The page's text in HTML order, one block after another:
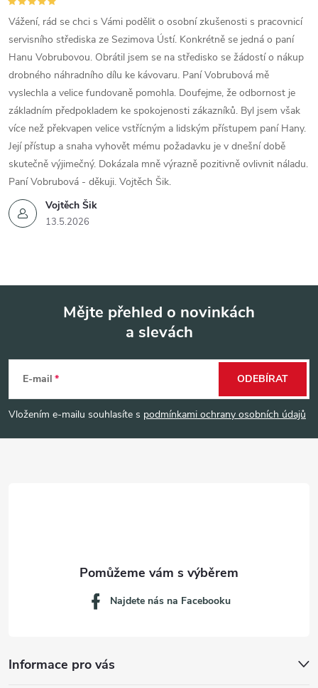
Vojtěch Šik
13.5.2026
Vážení, rád se chci s Vámi podělit o osobní zkušenosti s pracovnicí
servisního střediska ze Sezimova Ústí. Konkrétně se jedná o paní
Hanu Vobrubovou. Obrátil jsem se na středisko se žádostí o nákup
drobného náhradního dílu ke kávovaru. Paní Vobrubová mě
vyslechla a velice fundovaně pomohla. Doufejme, že odbornost je
základním předpokladem ke spokojenosti zákazníků. Byl jsem však
více než překvapen velice vstřícným a lidským přístupem paní Hany.
Její přístup a snaha vyhovět mému požadavku je v dnešní době
skutečně výjimečný. Dokázala mně výrazně pozitivně ovlivnit náladu.
Paní Vobrubová - děkuji. Vojtěch Šik.
p
a
Mějte přehled o novinkách
a slevách
E-mail
Vložením e-mailu souhlasíte s podmínkami ochrany osobních údajů
ODEBÍRAT
Informace pro vás
Najdete nás na Facebooku